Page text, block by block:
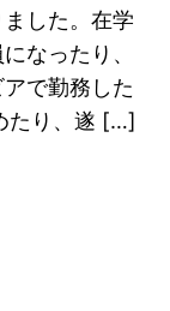
した。在学
なったり、
で勤務した
たり、遂 […]